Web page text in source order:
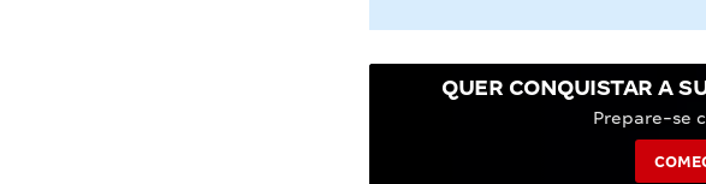
QUER CONQUISTAR A
Prepare-se